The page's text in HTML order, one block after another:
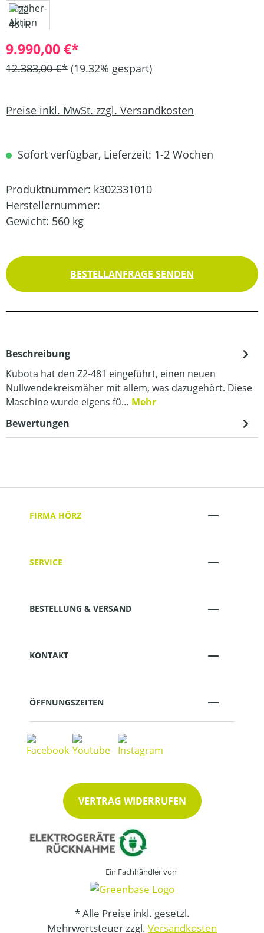
9.990,00 €*
12.383,00 €* (19.32% gespart)
Preise inkl. MwSt. zzgl. Versandkosten
Sofort verfügbar, Lieferzeit: 1-2 Wochen
Produktnummer: k302331010
Herstellernummer:
Gewicht: 560 kg
BESTELLANFRAGE SENDEN
Beschreibung
Kubota hat den Z2-481 eingeführt, einen neuen
Nullwendekreismäher mit allem, was dazugehört. Diese
Maschine wurde eigens fü… Mehr
Bewertungen
FIRMA HÖRZ
SERVICE
BESTELLUNG & VERSAND
KONTAKT
ÖFFNUNGSZEITEN
VERTRAG WIDERRUFEN
Ein Fachhändler von
* Alle Preise inkl. gesetzl.
Mehrwertsteuer zzgl. Versandkosten